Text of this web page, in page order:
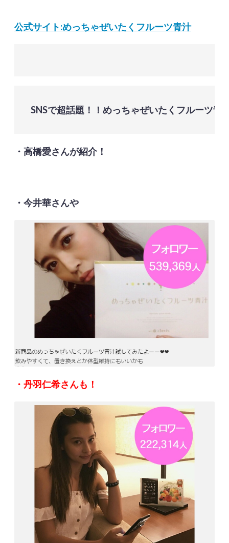
公式サイト:めっちゃぜいたくフルーツ青汁
SNSで超話題！！めっちゃぜいたくフルーツ青
・高橋愛さんが紹介！
・今井華さんや
・丹羽仁希さんも！